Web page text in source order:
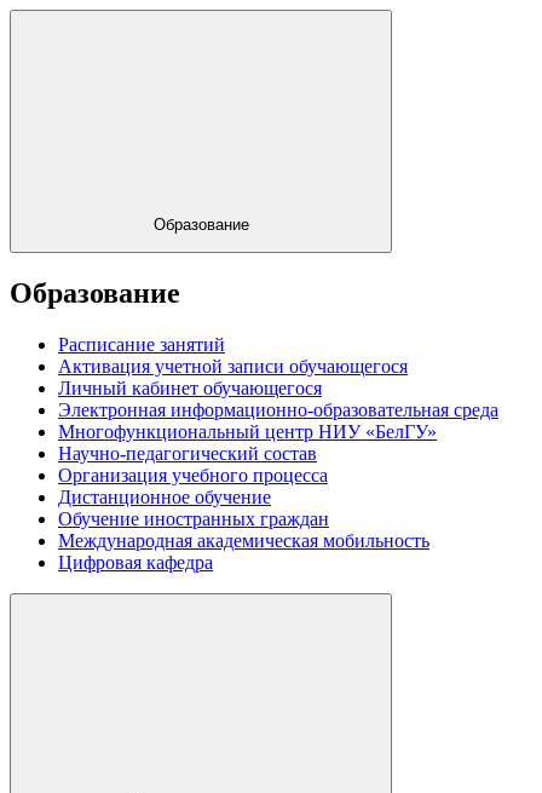
Образование
Образование
Расписание занятий
Активация учетной записи обучающегося
Личный кабинет обучающегося
Электронная информационно-образовательная среда
Многофункциональный центр НИУ «БелГУ»
Научно-педагогический состав
Организация учебного процесса
Дистанционное обучение
Обучение иностранных граждан
Международная академическая мобильность
Цифровая кафедра